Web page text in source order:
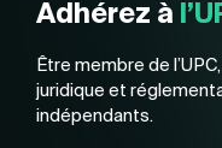
Adhérez à
Être membre de
juridique et
indépendants.